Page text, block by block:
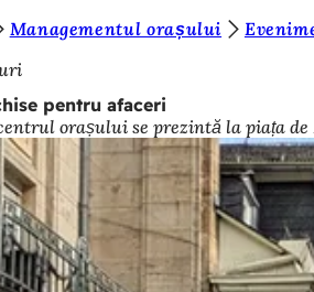
Managementul orașului
pentru afaceri
orașului se prezintă la piața de